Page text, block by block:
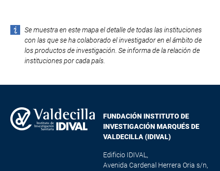
Se muestra en este mapa el detalle de todas las instituciones
con las que se ha colaborado el investigador en el ámbito de
los productos de investigación. Se informa de la relación de
instituciones por cada país.
FUNDACIÓN INSTITUTO DE
INVESTIGACIÓN MARQUÉS DE
VALDECILLA (IDIVAL)
Edificio IDIVAL,
Avenida Cardenal Herrera Oria s/n,